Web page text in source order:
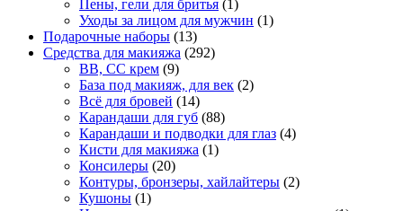
Пены, гели для бритья (1)
Уходы за лицом для мужчин (1)
Подарочные наборы (13)
Средства для макияжа (292)
BB, CC крем (9)
База под макияж, для век (2)
Всё для бровей (14)
Карандаши для губ (88)
Карандаши и подводки для глаз (4)
Кисти для макияжа (1)
Консилеры (20)
Контуры, бронзеры, хайлайтеры (2)
Кушоны (1)